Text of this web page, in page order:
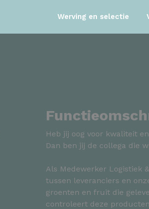
Werving en selectie
Heb jij oog voor kwaliteit
Dan ben jij de collega die
Als Medewerker Logistiek
tussen leveranciers en
groenten en fruit die
controleert deze